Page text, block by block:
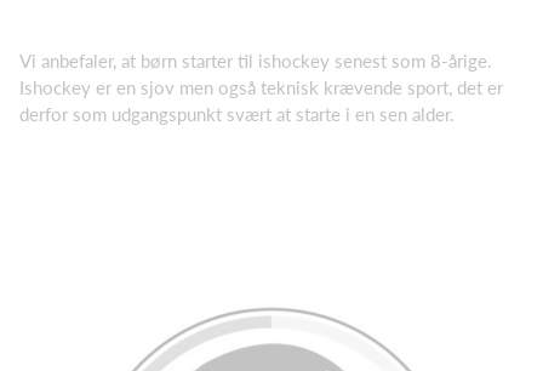
Vi anbefaler, at børn starter til ishockey senest som 8-årige.
Ishockey er en sjov men også teknisk krævende sport, det er
derfor som udgangspunkt svært at starte i en sen alder.